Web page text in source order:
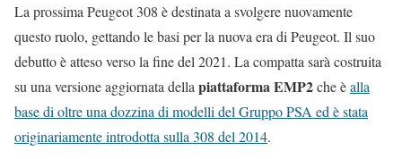
La prossima Peugeot 308 è destinata a svolgere nuovamente
questo ruolo, gettando le basi per la nuova era di Peugeot. Il suo
debutto è atteso verso la fine del 2021. La compatta sarà costruita
su una versione aggiornata della piattaforma EMP2che èalla
base di oltre una dozzina di modelli del Gruppo PSA ed è stata
originariamente introdotta sulla 308 del 2014.